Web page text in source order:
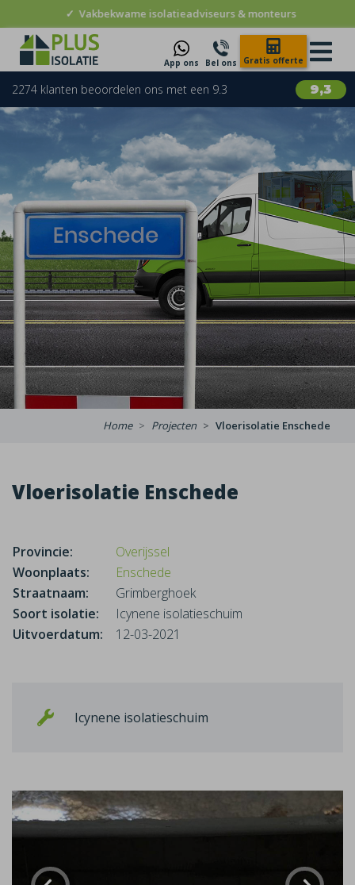
✓ Vakbekwame isolatieadviseurs & monteurs
App ons Bel ons Gratis offerte
9,3
2274 klanten beoordelen ons met een 9.3
Home Projecten Vloerisolatie Enschede
Vloerisolatie Enschede
Provincie:
Overijssel
Woonplaats:
Enschede
Straatnaam:
Grimberghoek
Soort isolatie:
Icynene isolatieschuim
Uitvoerdatum:
12-03-2021
Icynene isolatieschuim